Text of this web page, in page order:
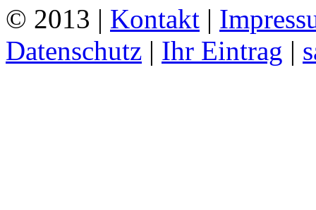
© 2013 | Kontakt |
Datenschutz | Ihr Eintrag |